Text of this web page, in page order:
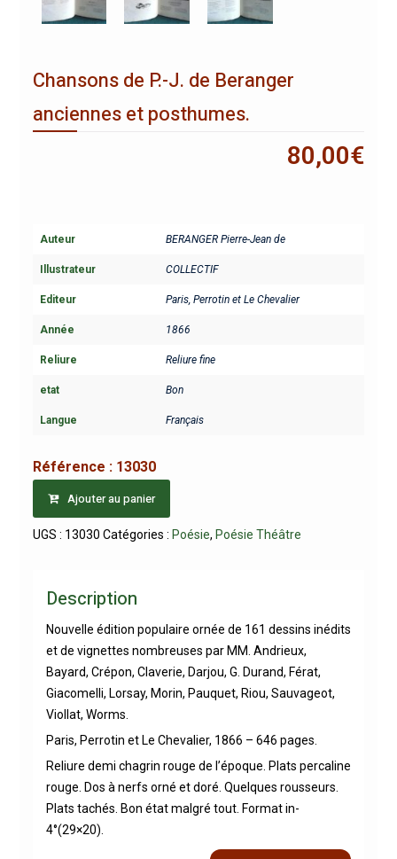
Chansons de P.-J. de Beranger
anciennes et posthumes.
80,00€
Auteur BERANGER Pierre-Jean de
Illustrateur COLLECTIF
Editeur Paris, Perrotin et Le Chevalier
Année 1866
Reliure Reliure fine
etat Bon
Langue Français
Référence : 13030
Ajouter au panier
UGS : 13030 Catégories : Poésie, Poésie Théâtre
Description
Nouvelle édition populaire ornée de 161 dessins inédits
et de vignettes nombreuses par MM. Andrieux,
Bayard, Crépon, Claverie, Darjou, G. Durand, Férat,
Giacomelli, Lorsay, Morin, Pauquet, Riou, Sauvageot,
Viollat, Worms.
Paris, Perrotin et Le Chevalier, 1866 – 646 pages.
Reliure demi chagrin rouge de l’époque. Plats percaline
rouge. Dos à nerfs orné et doré. Quelques rousseurs.
Plats tachés. Bon état malgré tout. Format in-
4°(29×20).